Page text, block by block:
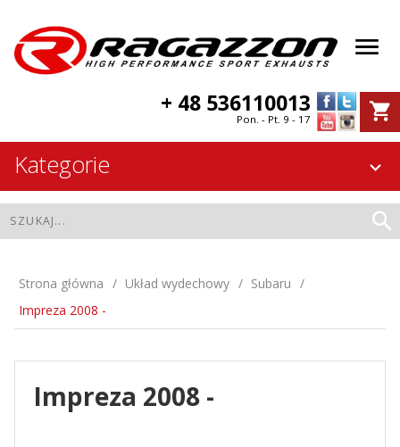
+ 48 536110013
Pon. - Pt. 9 - 17
Kategorie
Strona główna Układ wydechowy
Subaru
Impreza 2008 -
Impreza 2008 -